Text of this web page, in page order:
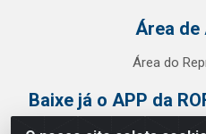
Área de
Área do
Baixe já o APP da